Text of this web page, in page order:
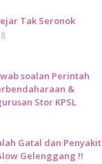
Tak Seronok
soalan Perintah
&
Stor KPSL
Gatal dan Penyakit
Gelenggang !!